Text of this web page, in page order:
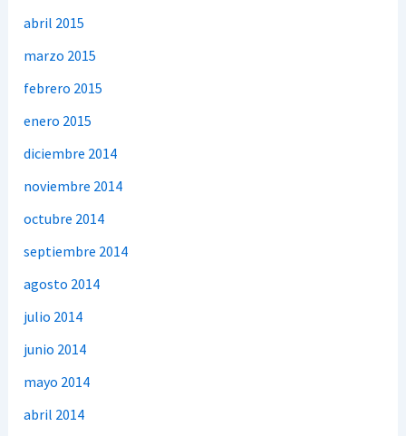
abril 2015
marzo 2015
febrero 2015
enero 2015
diciembre 2014
noviembre 2014
octubre 2014
septiembre 2014
agosto 2014
julio 2014
junio 2014
mayo 2014
abril 2014